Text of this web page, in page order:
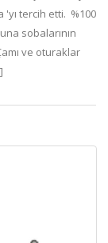
'yı tercih etti. %100
sobalarının
ve oturaklar